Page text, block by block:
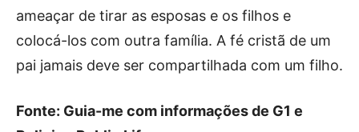
ameaçar de tirar as esposas e os filhos e
colocá-los com outra família. A fé cristã de um
pai jamais deve ser compartilhada com um filho.
Fonte: Guia-me com informações de G1 e